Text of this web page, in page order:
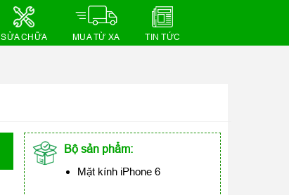
SỬA CHỮA MUA TỪ XA TIN TỨC
Bộ sản phẩm:
Mặt kính iPhone 6